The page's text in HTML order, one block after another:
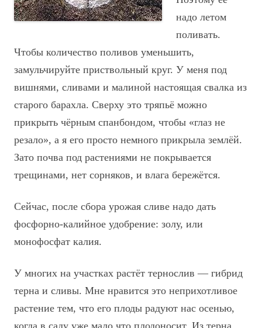
надо летом
поливать.
Чтобы количество поливов уменьшить,
замульчируйте приствольный круг. У меня под
вишнями, сливами и малиной настоящая свалка из
старого барахла. Сверху это тряпьё можно
прикрыть чёрным спанбондом, чтобы «глаз не
резало», а я его просто немного прикрыла землёй.
Зато почва под растениями не покрывается
трещинами, нет сорняков, и влага бережётся.
Сейчас, после сбора урожая сливе надо дать
фосфорно-калийное удобрение: золу, или
монофосфат калия.
У многих на участках растёт тернослив — гибрид
терна и сливы. Мне нравится это неприхотливое
растение тем, что его плоды радуют нас осенью,
когда в саду уже мало что плодоносит. Из терна,